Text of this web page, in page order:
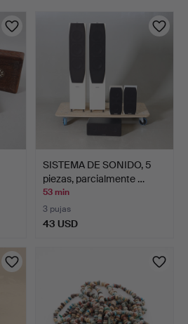
SISTEMA DE SONIDO, 5
piezas, parcialmente …
53 min
3 pujas
43 USD